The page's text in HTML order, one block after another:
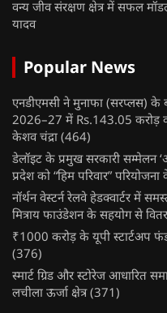
वन्य जीव संरक्षण क्षेत्र में सफल
यादव
Popular News
एनडीएमसी ने मुनाफा (सरप्लस) के
2026–27 में Rs.143.05 करोड़
केशव चंद्रा (464)
डेलॉइट के प्रमुख सरकारी सम्मेलन
प्रदेश को “हिम परिवार”
नॉर्थन वेस्टर्न रेलवे हेडक्वार्टर में
मित्राय फाउंडेशन के सहयोग से
₹1000 करोड़ के यूपी स्टार्टअप
(376)
स्मार्ट ग्रिड और स्टोरेज आधारित
लचीला ऊर्जा क्षेत्र (371)